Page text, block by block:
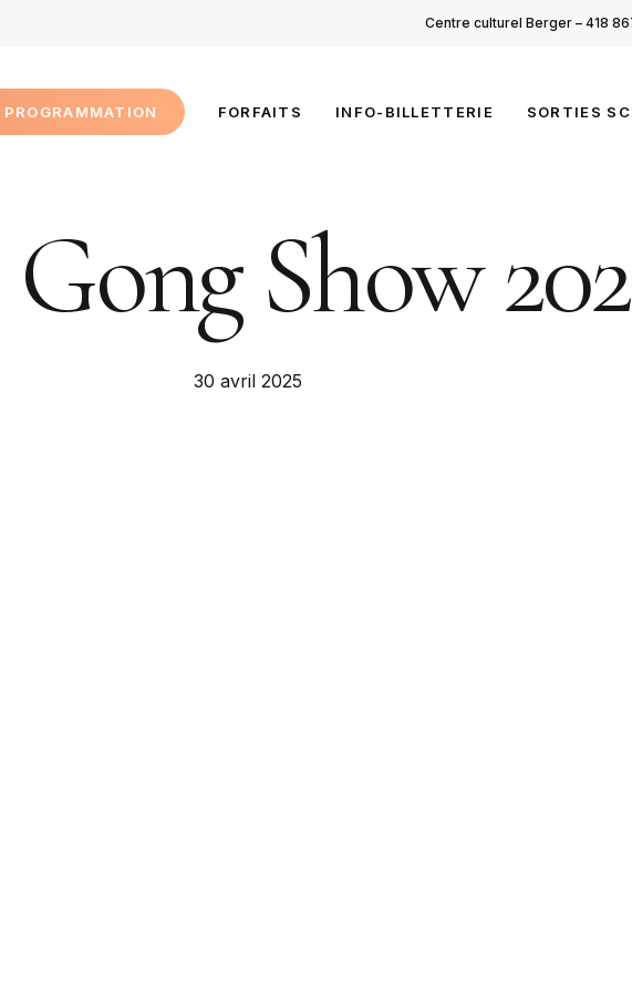
Centre culturel Berger – 418
PROGRAMMATION FORFAITS INFO-BILLETTERIE SORTIES
Show
30 avril 2025